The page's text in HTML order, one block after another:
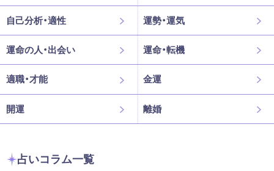
自己分析・適性 運勢・運気
運命の人・出会い 運命・転機
適職・才能 金運
開運 離婚
占いコラム一覧